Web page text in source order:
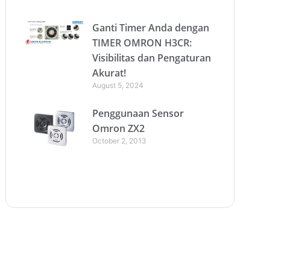
Ganti Timer Anda dengan
TIMER OMRON H3CR:
Visibilitas dan Pengaturan
Akurat!
August 5, 2024
Penggunaan Sensor
Omron ZX2
October 2, 2013